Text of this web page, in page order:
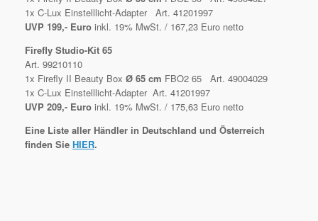
1x C-Lux Einstelllicht-Adapter Art. 41201997
UVP 199,- Euro inkl. 19% MwSt. / 167,23 Euro netto
Firefly Studio-Kit 65
Art. 99210110
1x Firefly II Beauty Box Ø 65 cm FBO2 65 Art. 49004029
1x C-Lux Einstelllicht-Adapter Art. 41201997
UVP 209,- Euro inkl. 19% MwSt. / 175,63 Euro netto
Eine Liste aller Händler in Deutschland und Österreich
finden Sie HIER.